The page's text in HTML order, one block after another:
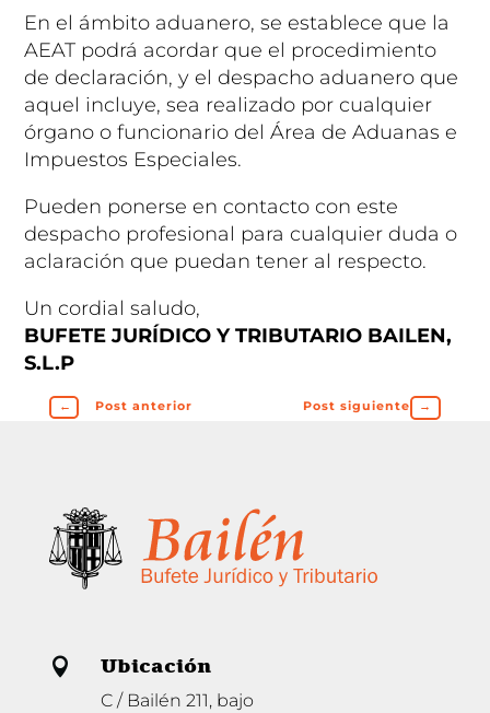
En el ámbito aduanero, se establece que la
AEAT podrá acordar que el procedimiento
de declaración, y el despacho aduanero que
aquel incluye, sea realizado por cualquier
órgano o funcionario del Área de Aduanas e
Impuestos Especiales.
Pueden ponerse en contacto con este
despacho profesional para cualquier duda o
aclaración que puedan tener al respecto.
Un cordial saludo,
BUFETE JURÍDICO Y TRIBUTARIO BAILEN,
S.L.P
← Post anterior Post siguiente →
 Ubicación
C / Bailén 211, bajo